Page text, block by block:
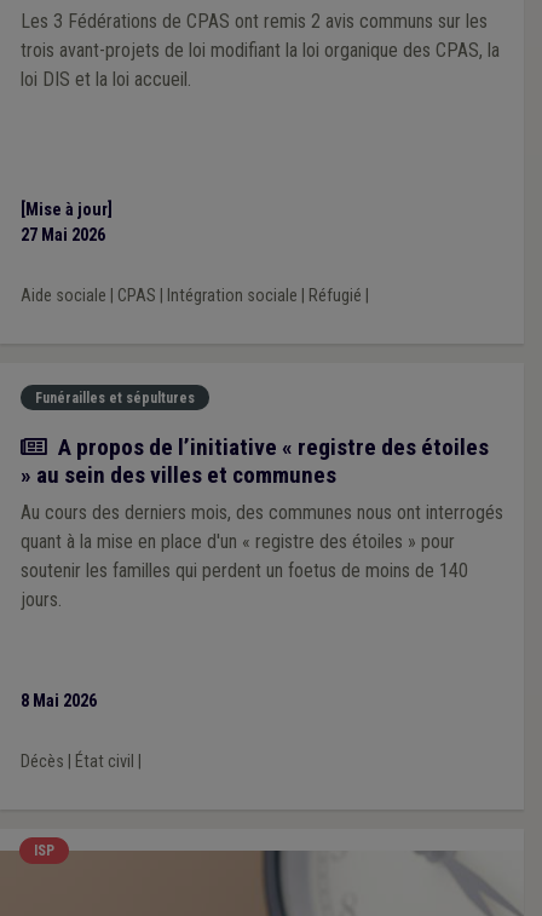
Les 3 Fédérations de CPAS ont remis 2 avis communs sur les
trois avant-projets de loi modifiant la loi organique des CPAS, la
loi DIS et la loi accueil.
[Mise à jour]
27 Mai 2026
Aide sociale CPAS Intégration sociale Réfugié
Funérailles et sépultures
Actualité
A propos de l’initiative « registre des étoiles
» au sein des villes et communes
Au cours des derniers mois, des communes nous ont interrogés
quant à la mise en place d'un « registre des étoiles » pour
soutenir les familles qui perdent un foetus de moins de 140
jours.
8 Mai 2026
Décès État civil
ISP